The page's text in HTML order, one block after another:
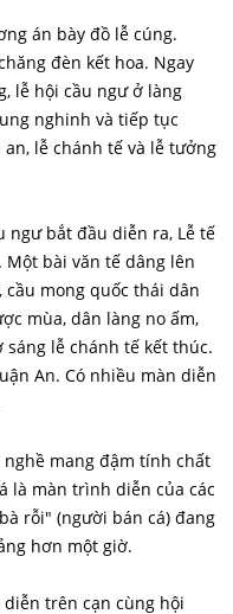
án bày đồ lễ cúng.
đèn kết hoa. Ngay
lễ hội cầu ngư ở làng
nghinh và tiếp tục
lễ chánh tế và lễ tưởng
ngư bắt đầu diễn ra, Lễ tế
Một bài văn tế dâng lên
mong quốc thái dân
mùa, dân làng no ấm,
lễ chánh tế kết thúc.
An. Có nhiều màn diễn
mang đậm tính chất
là màn trình diễn của các
rỗi" (người bán cá) đang
hơn một giờ.
trên cạn cùng hội